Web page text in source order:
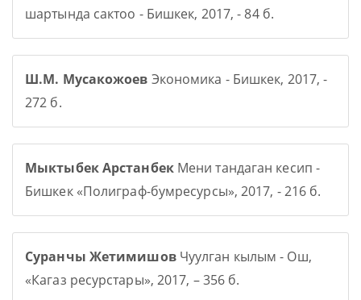
шартында сактоо - Бишкек, 2017, - 84 б.
Ш.М. Мусакожоев Экономика - Бишкек, 2017, -
272 б.
Мыктыбек АрстанбекМени тандаган кесип -
Бишкек «Полиграф-бумресурсы», 2017, - 216 б.
Суранчы ЖетимишовЧуулган кылым - Ош,
«Кагаз ресурстары», 2017, – 356 б.